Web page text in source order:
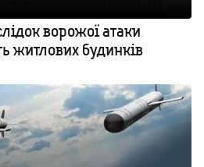
ворожої атаки
житлових будинків